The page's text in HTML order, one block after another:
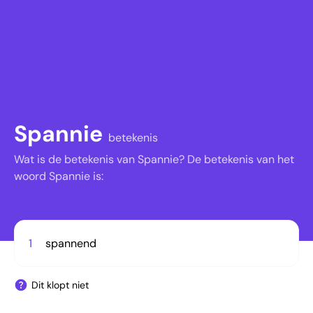
Spannie betekenis
Wat is de betekenis van Spannie? De betekenis van het
woord Spannie is:
1 spannend
Dit klopt niet